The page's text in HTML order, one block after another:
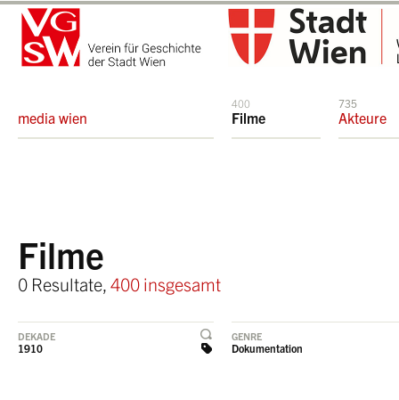
media wien
400
Filme
735
Akteure
Filme
0 Resultate, 400 insgesamt
DEKADE
1910
GENRE
Dokumentation